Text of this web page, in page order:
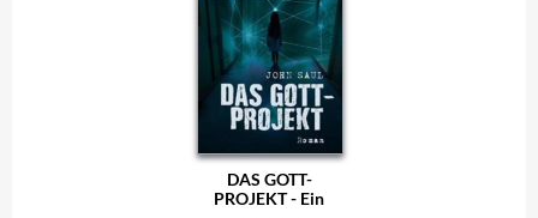
mysteriöse Vorgänge,
begleitete Dr. John H.
Watson seinen Freund
Sherlock Holmes bei
Im Alter von 21 Jahren
entkommt Myers am
Vortag zu Halloween
aus dem Sanatorium
und kehrt nach
Haddonfield zurück,
wohin er von Dr.
Loomis, seinem
behandelnden
Psychiater, verfolgt
DAS GOTT-
PROJEKT - Ein